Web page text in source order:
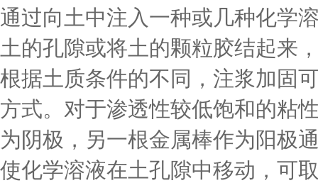
通过向土中注入一种或几种化学
土的孔隙或将土的颗粒胶结起来
根据土质条件的不同，注浆加固
方式。对于渗透性较低饱和的粘
为阴极，另一根金属棒作为阳极
使化学溶液在土孔隙中移动，可